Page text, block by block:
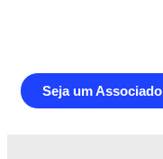
Seja um Associado